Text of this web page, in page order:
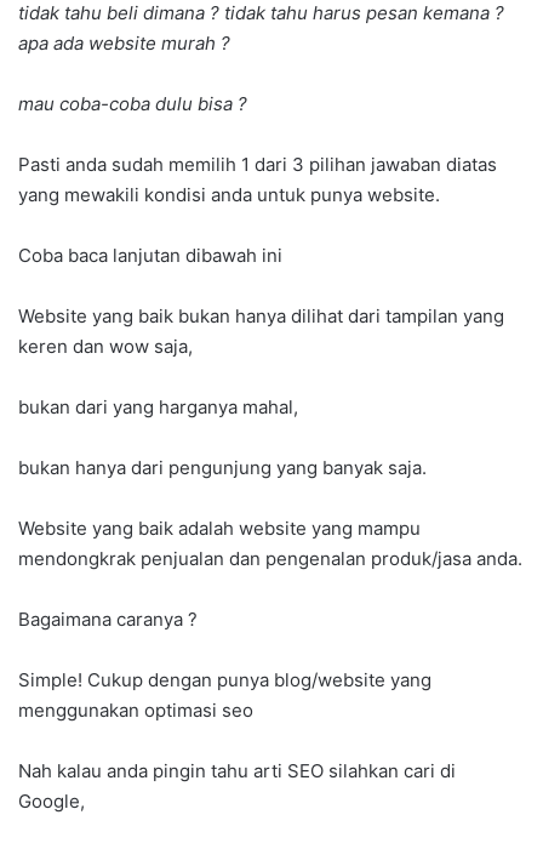
tidak tahu beli dimana ? tidak tahu harus pesan kemana ?
apa ada website murah ?
mau coba-coba dulu bisa ?
Pasti anda sudah memilih 1 dari 3 pilihan jawaban diatas
yang mewakili kondisi anda untuk punya website.
Coba baca lanjutan dibawah ini
Website yang baik bukan hanya dilihat dari tampilan yang
keren dan wow saja,
bukan dari yang harganya mahal,
bukan hanya dari pengunjung yang banyak saja.
Website yang baik adalah website yang mampu
mendongkrak penjualan dan pengenalan produk/jasa anda.
Bagaimana caranya ?
Simple! Cukup dengan punya blog/website yang
menggunakan optimasi seo
Nah kalau anda pingin tahu arti SEO silahkan cari di
Google,